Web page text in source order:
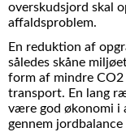
overskudsjord skal
affaldsproblem.
En reduktion af
således skåne
form af mindre
transport. En lang
være god økonomi i
gennem